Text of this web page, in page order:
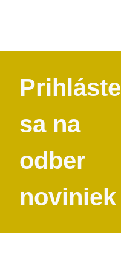
Prihláste
sa na
odber
noviniek